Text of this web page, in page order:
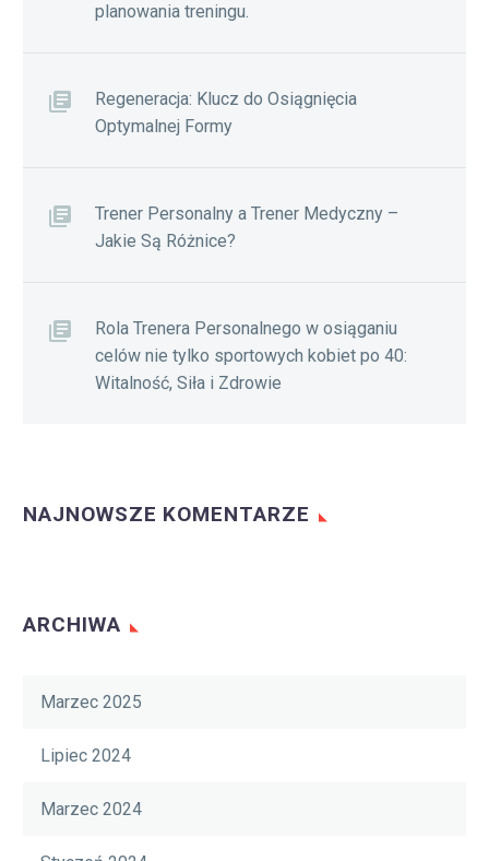
planowania treningu.
Regeneracja: Klucz do Osiągnięcia
Optymalnej Formy
Trener Personalny a Trener Medyczny –
Jakie Są Różnice?
Rola Trenera Personalnego w osiąganiu
celów nie tylko sportowych kobiet po 40:
Witalność, Siła i Zdrowie
NAJNOWSZE KOMENTARZE
ARCHIWA
Marzec 2025
Lipiec 2024
Marzec 2024